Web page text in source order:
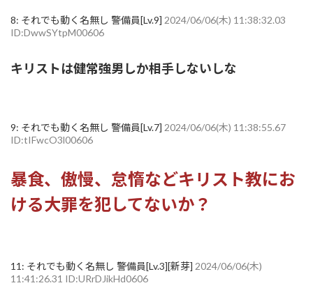
8: それでも動く名無し 警備員[Lv.9] 2024/06/06(木) 11:38:32.03
ID:DwwSYtpM00606
キリストは健常強男しか相手しないしな
9: それでも動く名無し 警備員[Lv.7] 2024/06/06(木) 11:38:55.67
ID:tIFwcO3l00606
暴食、傲慢、怠惰などキリスト教にお
ける大罪を犯してないか？
11: それでも動く名無し 警備員[Lv.3][新芽] 2024/06/06(木)
11:41:26.31 ID:URrDJikHd0606